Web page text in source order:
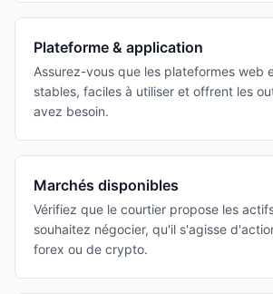
Plateforme & application
Assurez-vous que les plateformes web
stables, faciles à utiliser et offrent les
avez besoin.
Marchés disponibles
Vérifiez que le courtier propose les
souhaitez négocier, qu'il s'agisse
forex ou de crypto.